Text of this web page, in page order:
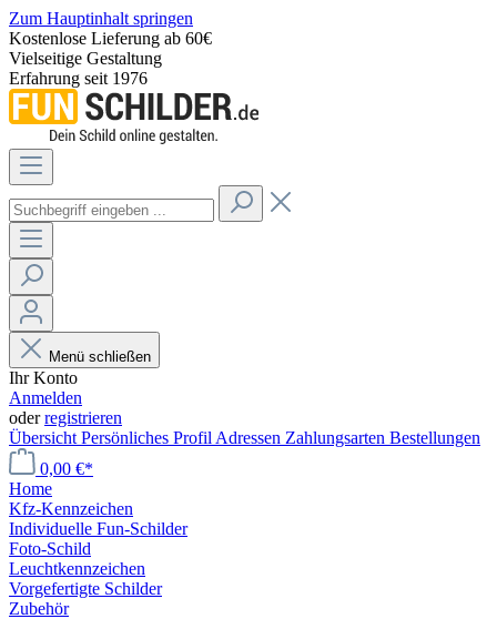
Zum Hauptinhalt springen
Kostenlose Lieferung ab 60€
Vielseitige Gestaltung
Erfahrung seit 1976
Menü schließen
Ihr Konto
Anmelden
oderregistrieren
Übersicht Persönliches Profil Adressen Zahlungsarten Bestellungen
0,00 €*
Home
Kfz-Kennzeichen
Individuelle Fun-Schilder
Foto-Schild
Leuchtkennzeichen
Vorgefertigte Schilder
Zubehör